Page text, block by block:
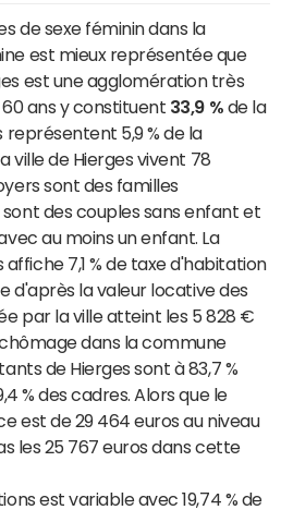
de sexe féminin dans la
est mieux représentée que
est une agglomération très
60 ans y constituent 33,9 % de la
représentent 5,9 % de la
ville de Hierges vivent 78
sont des familles
des couples sans enfant et
au moins un enfant. La
7,1 % de taxe d'habitation
d'après la valeur locative des
par la ville atteint les 5 828 €
dans la commune
de Hierges sont à 83,7 %
% des cadres. Alors que le
est de 29 464 euros au niveau
les 25 767 euros dans cette
est variable avec 19,74 % de